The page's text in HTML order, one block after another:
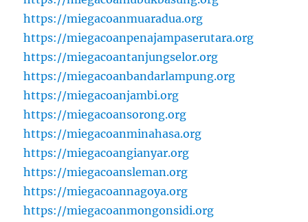
https://miegacoanmuaradua.org
https://miegacoanpenajampaserutara.org
https://miegacoantanjungselor.org
https://miegacoanbandarlampung.org
https://miegacoanjambi.org
https://miegacoansorong.org
https://miegacoanminahasa.org
https://miegacoangianyar.org
https://miegacoansleman.org
https://miegacoannagoya.org
https://miegacoanmongonsidi.org